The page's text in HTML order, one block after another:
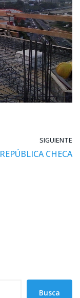
SIGUIENTE
REPÚBLICA CHECA
Busca